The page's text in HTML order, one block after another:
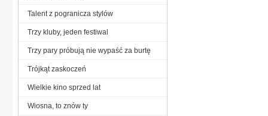
Talent z pogranicza stylów
Trzy kluby, jeden festiwal
Trzy pary próbują nie wypaść za burtę
Trójkąt zaskoczeń
Wielkie kino sprzed lat
Wiosna, to znów ty